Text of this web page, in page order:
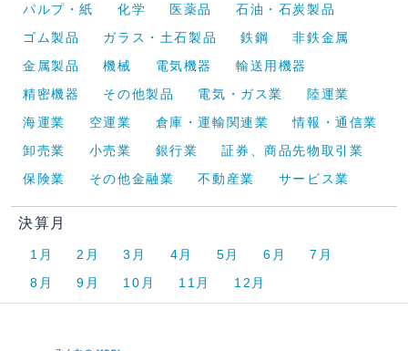
パルプ・紙
化学 医薬品
石油・石炭製品
ゴム製品
ガラス・土石製品 鉄鋼
非鉄金属
金属製品
機械 電気機器
輸送用機器
精密機器
その他製品 電気・ガス業
陸運業
海運業
空運業 倉庫・運輸関連業
情報・通信業
卸売業
小売業 銀行業
証券、商品先物取引業
保険業
その他金融業 不動産業 サービス業
決算月
1月 2月 3月 4月 5月 6月
7月
8月
9月 10月 11月 12月